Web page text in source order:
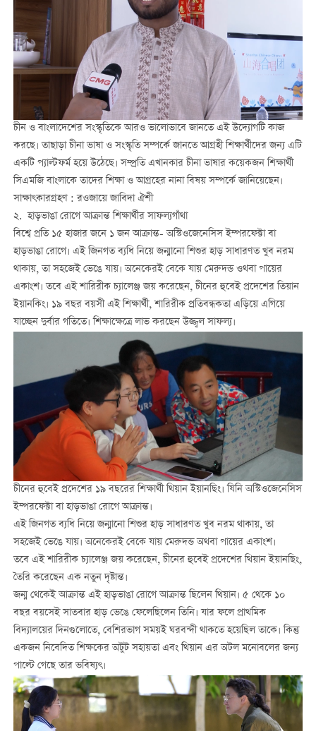
চীন ও বাংলাদেশের সংস্কৃতিকে আরও ভালোভাবে জানতে এই উদ্যোগটি কাজ
করছে। তাছাড়া চীনা ভাষা ও সংস্কৃতি সম্পর্কে জানতে আগ্রহী শিক্ষার্থীদের জন্য এটি
একটি প্যাল্টফর্ম হয়ে উঠেছে। সম্প্রতি এখানকার চীনা ভাষার কয়েকজন শিক্ষার্থী
সিএমজি বাংলাকে তাদের শিক্ষা ও আগ্রহের নানা বিষয় সম্পর্কে জানিয়েছেন।
সাক্ষাৎকারগ্রহণ : রওজায়ে জাবিদা ঐশী
২. হাড়ভাঙা রোগে আক্রান্ত শিক্ষার্থীর সাফল্যগাঁথা
বিশ্বে প্রতি ১৫ হাজার জনে ১ জন আক্রান্ত- অস্টিওজেনেসিস ইম্পরফেক্টা বা
হাড়ভাঙা রোগে। এই জিনগত ব্যধি নিয়ে জন্মানো শিশুর হাড় সাধারণত খুব নরম
থাকায়, তা সহজেই ভেঙে যায়। অনেকেরই বেকে যায় মেরুদন্ড ওথবা পায়ের
একাংশ। তবে এই শারিরীক চ্যালেঞ্জ জয় করেছেন, চীনের হুবেই প্রদেশের তিয়ান
ইয়ানকিং। ১৯ বছর বয়সী এই শিক্ষার্থী, শারিরীক প্রতিবন্ধকতা এড়িয়ে এগিয়ে
যাচ্ছেন দুর্বার গতিতে। শিক্ষাক্ষেত্রে লাভ করছেন উজ্জ্বল সাফল্য।
চীনের হুবেই প্রদেশের ১৯ বছরের শিক্ষার্থী থিয়ান ইয়ানছিং। যিনি অস্টিওজেনেসিস
ইম্পরফেক্টা বা হাড়ভাঙা রোগে আক্রান্ত।
এই জিনগত ব্যধি নিয়ে জন্মানো শিশুর হাড় সাধারণত খুব নরম থাকায়, তা
সহজেই ভেঙে যায়। অনেকেরই বেকে যায় মেরুদন্ড অথবা পায়ের একাংশ।
তবে এই শারিরীক চ্যালেঞ্জ জয় করেছেন, চীনের হুবেই প্রদেশের থিয়ান ইয়ানছিং,
তৈরি করেছেন এক নতুন দৃষ্টান্ত।
জন্ম থেকেই আক্রান্ত এই হাড়ভাঙা রোগে আক্রান্ত ছিলেন থিয়ান। ৫ থেকে ১০
বছর বয়সেই সাতবার হাড় ভেঙে ফেলেছিলেন তিনি। যার ফলে প্রাথমিক
বিদ্যালয়ের দিনগুলোতে, বেশিরভাগ সময়ই ঘরবন্দী থাকতে হয়েছিল তাকে। কিন্তু
একজন নিবেদিত শিক্ষকের অটুট সহায়তা এবং থিয়ান এর অটল মনোবলের জন্য
পাল্টে গেছে তার ভবিষ্যৎ।